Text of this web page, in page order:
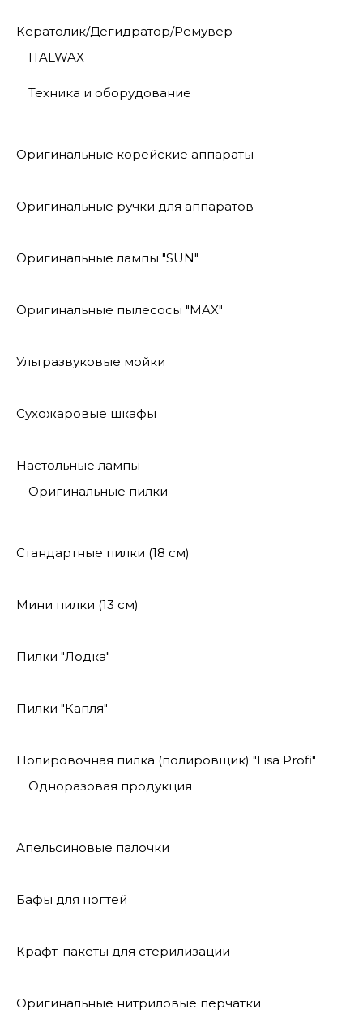
Кератолик/Дегидратор/Ремувер
ITALWAX
Техника и оборудование
Оригинальные корейские аппараты
Оригинальные ручки для аппаратов
Оригинальные лампы "SUN"
Оригинальные пылесосы "MAX"
Ультразвуковые мойки
Сухожаровые шкафы
Настольные лампы
Оригинальные пилки
Стандартные пилки (18 см)
Мини пилки (13 см)
Пилки "Лодка"
Пилки "Капля"
Полировочная пилка (полировщик) "Lisa Profi"
Одноразовая продукция
Апельсиновые палочки
Бафы для ногтей
Крафт-пакеты для стерилизации
Оригинальные нитриловые перчатки